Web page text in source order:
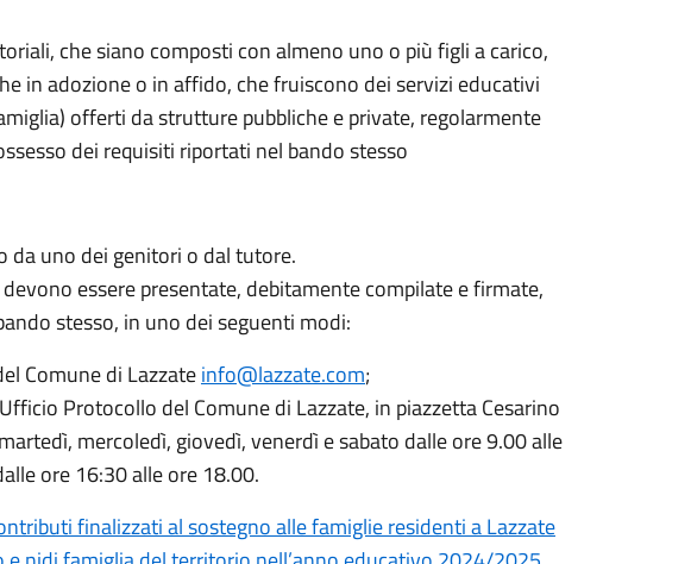
che siano composti con almeno uno o più figli a carico,
in adozione o in affido, che fruiscono dei servizi educativi
offerti da strutture pubbliche e private, regolarmente
dei requisiti riportati nel bando stesso
da uno dei genitori o dal tutore.
essere presentate, debitamente compilate e firmate,
stesso, in uno dei seguenti modi:
Comune di Lazzateinfo@lazzate.com;
Protocollo del Comune di Lazzate, in piazzetta Cesarino
mercoledì, giovedì, venerdì e sabato dalle ore 9.00 alle
ore 16:30 alle ore 18.00.
finalizzati al sostegno alle famiglie residenti a Lazzate